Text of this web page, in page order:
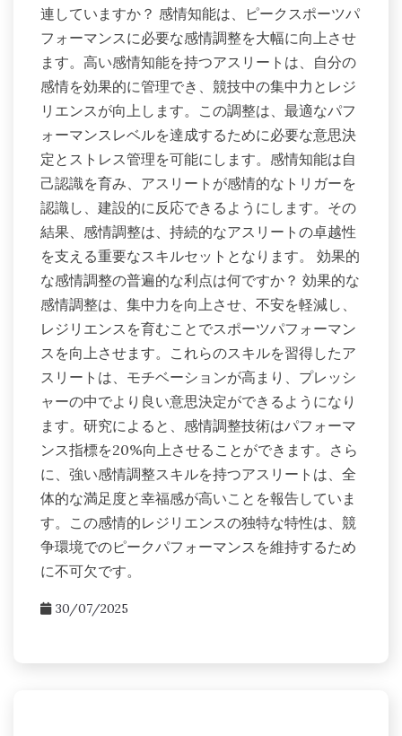
連していますか？ 感情知能は、ピークスポーツパ
フォーマンスに必要な感情調整を大幅に向上させ
ます。高い感情知能を持つアスリートは、自分の
感情を効果的に管理でき、競技中の集中力とレジ
リエンスが向上します。この調整は、最適なパフ
ォーマンスレベルを達成するために必要な意思決
定とストレス管理を可能にします。感情知能は自
己認識を育み、アスリートが感情的なトリガーを
認識し、建設的に反応できるようにします。その
結果、感情調整は、持続的なアスリートの卓越性
を支える重要なスキルセットとなります。 効果的
な感情調整の普遍的な利点は何ですか？ 効果的な
感情調整は、集中力を向上させ、不安を軽減し、
レジリエンスを育むことでスポーツパフォーマン
スを向上させます。これらのスキルを習得したア
スリートは、モチベーションが高まり、プレッシ
ャーの中でより良い意思決定ができるようになり
ます。研究によると、感情調整技術はパフォーマ
ンス指標を20%向上させることができます。さら
に、強い感情調整スキルを持つアスリートは、全
体的な満足度と幸福感が高いことを報告していま
す。この感情的レジリエンスの独特な特性は、競
争環境でのピークパフォーマンスを維持するため
に不可欠です。
30/07/2025